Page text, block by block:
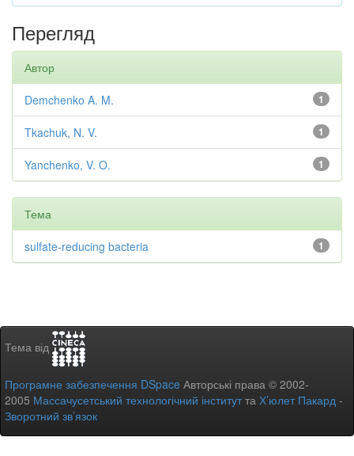
Перегляд
Автор
1
Demchenko A. M.
1
Tkachuk, N. V.
1
Yanchenko, V. O.
Тема
1
sulfate-reducing bacteria
Тема від
Програмне забезпечення DSpace Авторські права © 2002-
2005 Массачусетський технологічний інститутта Х’юлет Пакард -
Зворотний зв’язок